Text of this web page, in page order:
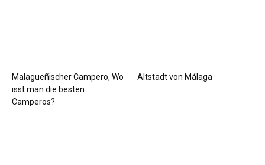
Malagueñischer Campero, Wo
isst man die besten
Camperos?
Altstadt von Málaga